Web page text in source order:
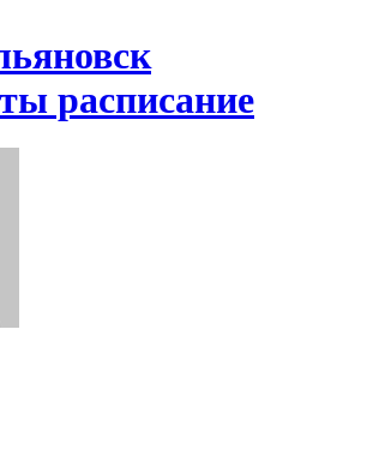
расписание